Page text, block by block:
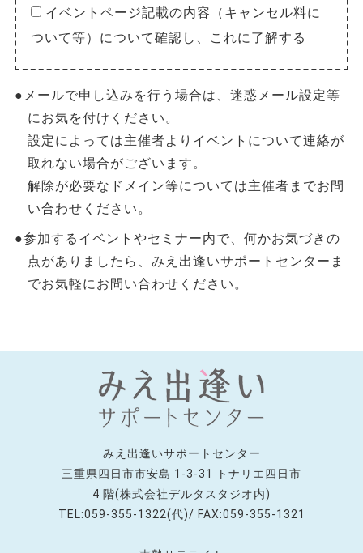
イベントページ記載の内容（キャンセル料に
ついて等）について確認し、これに了解する
●メールで申し込みを行う場合は、迷惑メール設定等
にお気を付けください。
設定によっては主催者よりイベントについて連絡が
取れない場合がございます。
解除が必要なドメイン等については主催者までお問
い合わせください。
●参加するイベントやセミナー内で、何かお気づきの
点がありましたら、みえ出逢いサポートセンターま
でお気軽にお問い合わせください。
みえ出逢いサポートセンター
三重県四日市市安島 1-3-31 トナリエ四日市
4 階(株式会社デルタスタジオ内)
TEL:059-355-1322(代)/ FAX:059-355-1321